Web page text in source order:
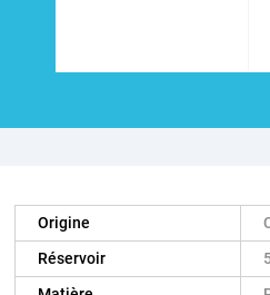
Origine
Réservoir